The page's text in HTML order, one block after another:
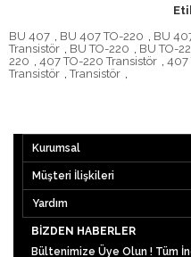
BU 407 , BU 407 TO-220 , BU
Transistör , BU TO-220 , BU TO-
220 , 407 TO-220 Transistör , 407
Transistör , Transistör ,
Kurumsal
Müşteri İlişkileri
Yardım
BIZDEN HABERLER
Bültenimize Üye Olun ! Tüm